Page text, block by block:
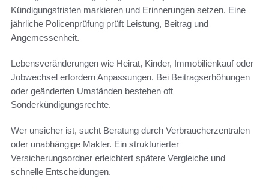
Kündigungsfristen markieren und Erinnerungen setzen. Eine
jährliche Policenprüfung prüft Leistung, Beitrag und
Angemessenheit.
Lebensveränderungen wie Heirat, Kinder, Immobilienkauf oder
Jobwechsel erfordern Anpassungen. Bei Beitragserhöhungen
oder geänderten Umständen bestehen oft
Sonderkündigungsrechte.
Wer unsicher ist, sucht Beratung durch Verbraucherzentralen
oder unabhängige Makler. Ein strukturierter
Versicherungsordner erleichtert spätere Vergleiche und
schnelle Entscheidungen.